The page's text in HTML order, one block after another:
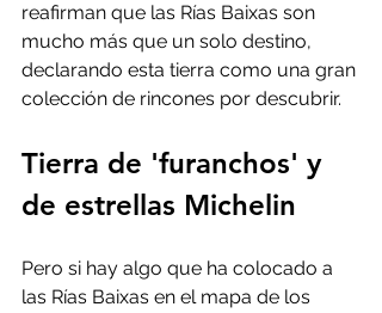
reafirman que las Rías Baixas son
mucho más que un solo destino,
declarando esta tierra como una gran
colección de rincones por descubrir.
Tierra de 'furanchos' y
de estrellas Michelin
Pero si hay algo que ha colocado a
las Rías Baixas en el mapa de los